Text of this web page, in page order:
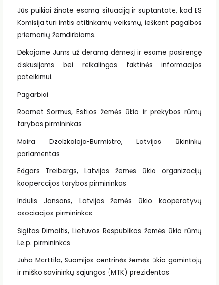
Jūs puikiai žinote esamą situaciją ir suptantate, kad ES
Komisija turi imtis atitinkamų veiksmų, ieškant pagalbos
priemonių žemdirbiams.
Dėkojame Jums už deramą dėmesį ir esame pasirengę
diskusijoms bei reikalingos faktinės informacijos
pateikimui.
Pagarbiai
Roomet Sormus, Estijos žemės ūkio ir prekybos rūmų
tarybos pirmininkas
Maira Dzelzkaleja-Burmistre, Latvijos ūkininkų
parlamentas
Edgars Treibergs, Latvijos žemės ūkio organizacijų
kooperacijos tarybos pirmininkas
Indulis Jansons, Latvijos žemės ūkio kooperatyvų
asociacijos pirmininkas
Sigitas Dimaitis, Lietuvos Respublikos žemės ūkio rūmų
l.e.p. pirmininkas
Juha Marttila, Suomijos centrinės žemės ūkio gamintojų
ir miško savininkų sąjungos (MTK) prezidentas